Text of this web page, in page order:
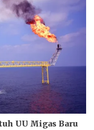
UU Migas Baru